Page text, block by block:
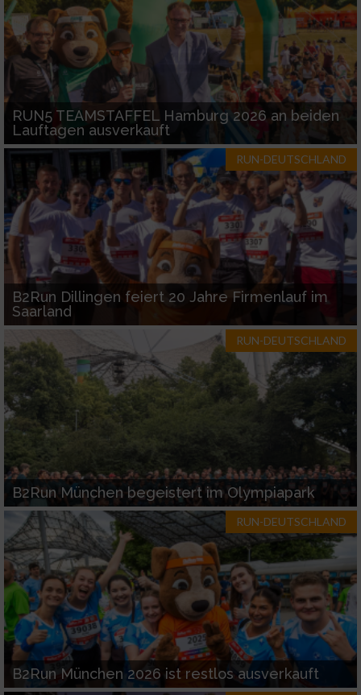
RUN5 TEAMSTAFFEL Hamburg 2026 an beiden
Lauftagen ausverkauft
RUN-DEUTSCHLAND
B2Run Dillingen feiert 20 Jahre Firmenlauf im
Saarland
RUN-DEUTSCHLAND
B2Run München begeistert im Olympiapark
RUN-DEUTSCHLAND
B2Run München 2026 ist restlos ausverkauft